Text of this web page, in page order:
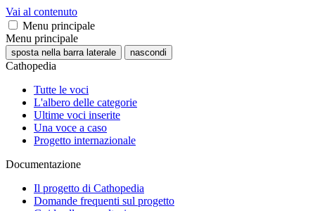
Vai al contenuto
Menu principale
Menu principale
sposta nella barra laterale nascondi
Cathopedia
Tutte le voci
L'albero delle categorie
Ultime voci inserite
Una voce a caso
Progetto internazionale
Documentazione
Il progetto di Cathopedia
Domande frequenti sul progetto